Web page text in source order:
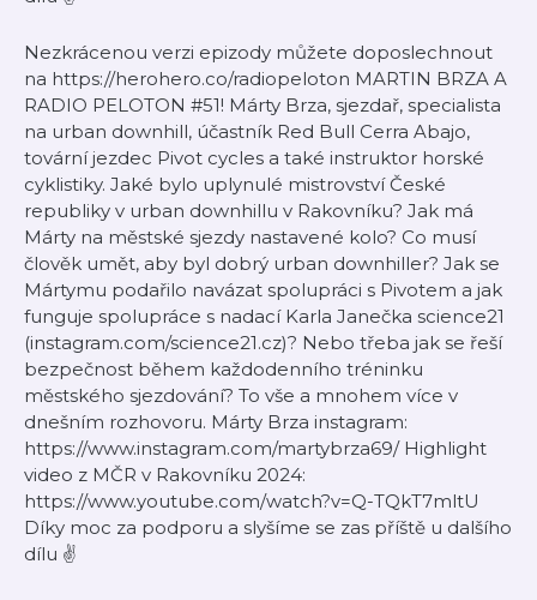
Nezkrácenou verzi epizody můžete doposlechnout
na https://herohero.co/radiopeloton MARTIN BRZA A
RADIO PELOTON #51! Márty Brza, sjezdař, specialista
na urban downhill, účastník Red Bull Cerra Abajo,
tovární jezdec Pivot cycles a také instruktor horské
cyklistiky. Jaké bylo uplynulé mistrovství České
republiky v urban downhillu v Rakovníku? Jak má
Márty na městské sjezdy nastavené kolo? Co musí
člověk umět, aby byl dobrý urban downhiller? Jak se
Mártymu podařilo navázat spolupráci s Pivotem a jak
funguje spolupráce s nadací Karla Janečka science21
(instagram.com/science21.cz)? Nebo třeba jak se řeší
bezpečnost během každodenního tréninku
městského sjezdování? To vše a mnohem více v
dnešním rozhovoru. Márty Brza instagram:
https://www.instagram.com/martybrza69/ Highlight
video z MČR v Rakovníku 2024:
https://www.youtube.com/watch?v=Q-TQkT7mltU
Díky moc za podporu a slyšíme se zas příště u dalšího
dílu ✌️​